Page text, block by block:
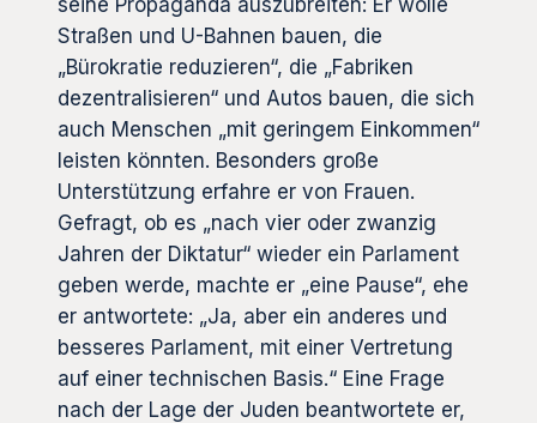
seine Propaganda auszubreiten: Er wolle
Straßen und U-Bahnen bauen, die
„Bürokratie reduzieren“, die „Fabriken
dezentralisieren“ und Autos bauen, die sich
auch Menschen „mit geringem Einkommen“
leisten könnten. Besonders große
Unterstützung erfahre er von Frauen.
Gefragt, ob es „nach vier oder zwanzig
Jahren der Diktatur“ wieder ein Parlament
geben werde, machte er „eine Pause“, ehe
er antwortete: „Ja, aber ein anderes und
besseres Parlament, mit einer Vertretung
auf einer technischen Basis.“ Eine Frage
nach der Lage der Juden beantwortete er,